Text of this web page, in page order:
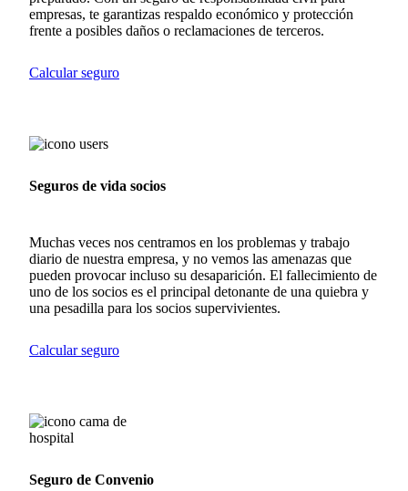
empresas, te garantizas respaldo económico y protección
frente a posibles daños o reclamaciones de terceros.
Calcular seguro
Seguros de vida socios
Muchas veces nos centramos en los problemas y trabajo
diario de nuestra empresa, y no vemos las amenazas que
pueden provocar incluso su desaparición. El fallecimiento de
uno de los socios es el principal detonante de una quiebra y
una pesadilla para los socios supervivientes.
Calcular seguro
Seguro de Convenio